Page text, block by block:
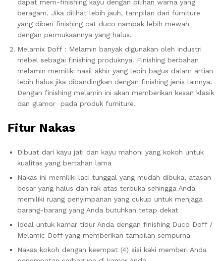
dapat mem-finishing kayu dengan pilihan warna yang
beragam. Jika dilihat lebih jauh, tampilan dari furniture
yang diberi finishing cat duco nampak lebih mewah
dengan permukaannya yang halus.
Melamix Doff : Melamin banyak digunakan oleh industri
mebel sebagai finishing produknya. Finishing berbahan
melamin memiliki hasil akhir yang lebih bagus dalam artian
lebih halus jika dibandingkan dengan finishing jenis lainnya.
Dengan finishing melamin ini akan memberikan kesan klasik
dan glamor pada produk furniture.
Fitur Nakas
Dibuat dari kayu jati dan kayu mahoni yang kokoh untuk
kualitas yang bertahan lama
Nakas ini memiliki laci tunggal yang mudah dibuka, atasan
besar yang halus dan rak atas terbuka sehingga Anda
memiliki ruang penyimpanan yang cukup untuk menjaga
barang-barang yang Anda butuhkan tetap dekat
Ideal untuk kamar tidur Anda dengan finishing Duco Doff /
Melamic Doff yang memberikan tampilan sempurna
Nakas kokoh dengan keempat (4) sisi kaki memberi Anda